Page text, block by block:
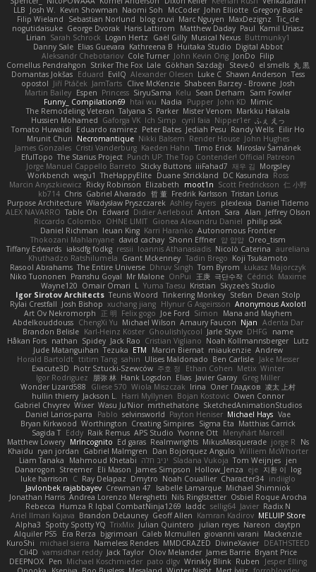
LLB Josh W. Kevin Showman Naomi Soh McCoder John Elliotte Gregory Basile
Filip Wieland
Sebastian Norlund blog cruvi Marc Nguyen MaxDezignz Tic_cle
nogutidaisuke George Dvorak Haris Lattirom Matthew Daday Paul Kamil Uriasz
Lirian Sarah Schrock Logan Hertz Gaël Gilly Musical Nexus Buttmunky1
Danny Sale Elias Guevara Kathreena B Huitaka Studio Digital Abbot
Aleksandr Chebotariov Cole Turner John Kevin Ong JonDo Filip
Cornellus Pendrahgon Striker The Fox Lale Gökhan Sazdağı Steve-0 el smells 丸 黒
Domantas Jokšas Eduard EvilQ Alexander Olesen Luke C Shawn Anderson Tess
opostol Jiří Ptáček JamTarts Clive McKenzie Shabeen Barzey - Browne Josh
Martin Bailey Espen Princess SiryuSama Kelu Sean Derham
Sam Fowler
Funny_ Compilation69 htai wu Nadia Pupper John KD Mimic
The Remodeling Veteran Talyana S Parker Mister Venom Markku Hakala
Hussien Mohamed Gaforga VK Ich Simp cyril faia Nipper1er ふぇ えっ
Tomato Huwaidi
Eduardo ramirez Peter Bates Jediah Pesu Randy Wells Eilir Ho
Mrunit Churi Necromantique Nikki Balsem Render House John Hughes
James Gonzales Cristi Vanderburg Kaeden Hahn Timo Erick Miroslav Šamánek
EfulTopo The Starius Project Punch UP: The Top Contender! Official Patreon
Jorge Manuel Cappello Barreto Sticky Buttons iiiFahad7 재우 김 Morgsley
Workbench wegu1 TheHappyElite Duane Strickland DC Kasundra Ross
Marcin Anyszkiewicz Ricky Robinson Elizabeth moot1n Scott Fredrickson 仁 小野
kb714 Chris Gabriel Alvarado 哲 董 Fredrik Karlsson Tristan Lorius
Purpose Architecture Władysław Pryszczarek Ashley Fayers plexlexia Daniel Tidemo
ALEX NAVARRO Table On Edward Didier Aerlebout Anton Sara Alan Jeffrey Olson
Riccardo Colombo OHNE LIMIT Gionea Alexandru Daniel philip sisk
Daniel Richman Ieuan King Karri Haranko Autonomous Frontier
Thokozani Mahlanyane david cachay Shonn Effner 얍 얍얍 Oreo_tism
Tiffany Edwards iaksdfg fodkg ressii Ioannis Athanasiadis Nicolò Caterina aureliana
Khuthadzo Ratshilumela Grant Mckenney Tadin Brego Koji Tsukamoto
Rasool Abrahams The Entire Universe Dhruv Singh Tom Byrom Łukasz Majorczyk
Niko Tuononen Pranshu Goyal Mr Malone OnPui 王庚 극단수작 Cédrick Maxime
Wayne120 Omair Omari L Yuma Taesu Kristian Skyzee's Studio
Igor Sirotov Architects Teunis Woord Tinkering Monkey Stefan Devan Stolp
Rylai Crestfall Josh Bishop xuchang jiang Hlynur G Asgeirsson Anonymous Axolotl
Art Ov Nekromorph
正 明 Felix gogo Joe Ford Simon
Mana and Mayhem
Abdelkouddouss ChengXi Yu Michael Wilson Amaury Faucon Njan Adenta Dar
Brandon Belisle Karl-Heinz Köster Ghoulishlycool Jarle Styve DHFG
name
Håkan Fors nathan Spidey Jack Rao Cristian Vigliano Noah Kollmannsberger Lutz
Jude Matanguihan Tezuka ETM Marcin Biernat miaukenzie Andrew
Horald Bartoldt ttitim Tang sahin Ulises Maldonado Ben Carlisle Jake Messer
Exacute3D Piotr Sztucki-Szewców 주호 정 Ethan Cohen Metix Winter
Igor Rodriguez
朋弥 林 Hank Logsdon Elias Javier Garay Greg Miller
Wonder Lizard588
Gliese 570 Wiola Miszczak Irina Олег Гладков 凌太 上村
hullin thierry Jackson L. Harri Myllynen Bojan Kostovic Owen Connor
Gabriel Chvyrev Wixer Wasu Ju'Nior mrthethatone SketchedAnimationStudios
Daniel Larios-parra
Pablo selvinsworld Payton Heniser Michael Hays Vae
Bryan Kirkwood Worthington Creating Simpires Sigma Eta Matthias Carrick
Sagida T Eddy Raik Remus APS Studio Yvonne Ott Menyhárt Marcell
Matthew Lowery MrIncognito Ed garas Realmwrights MikusMasquerade jorge R
Ns
Khaidu ryan jordan Gabriel Malmgren Dan Bojorquez Angulo Williem McWhorter
Liam Tanaka
Mahmoud Khetabi יניב חלה Sladana Vukoja Tom Weijnjes jen
Danarogon Streemer Eli Mason James Simpson Hollow_Jenza eje 지환 이 log
luke harrison
C Ray Delapaz Dmytro Noah Couallier Character34 indiiglo
Javlonbek rajabbayev Crewman 47 Isabelle Lamarque Michael Shimniok
Jonathan Harris Andrea Lorenzo Mereghetti Nils Ringlstetter Osbiel Roque Arocha
Rebecca Humza R Iqbal CombatNinja1269 laddc sellig64 Javier Radix N
Ariel Ilmari Kajava Brandon DeLauney Geoff Allen Kamran Kadirov MELUIP Store
Alpha3 Spotty Spotty YQ TrixMix Julian Quintero julian reyes Nareon claytpn
Alquiler PS5
Era Rerza bjgrimoari Caleb Mcmullen giovanni varani
Mackenzie
KuroShi
michael sierra Nameless Renders MMDCRAZED DivineXavier DEATHSTEED
Cli4D vamsidhar reddy Jack Taylor Olov Melander James Barrie Bryant Price
DEEPNOX Pen Michael Koschmieder pato dlgv Wrinkly Blink Ruben
Jesper Elling